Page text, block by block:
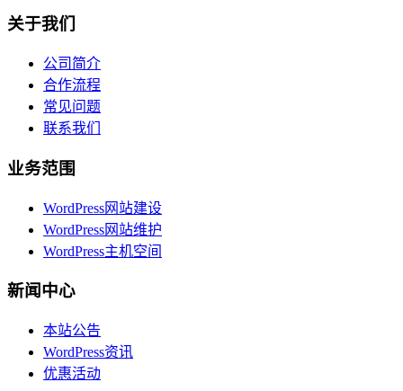
关于我们
公司简介
合作流程
常见问题
联系我们
业务范围
WordPress网站建设
WordPress网站维护
WordPress主机空间
新闻中心
本站公告
WordPress资讯
优惠活动